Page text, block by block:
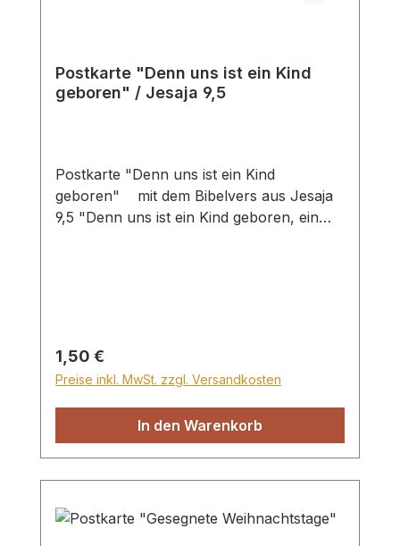
Postkarte "Denn uns ist ein Kind
geboren" / Jesaja 9,5
Postkarte "Denn uns ist ein Kind
geboren" mit dem Bibelvers aus Jesaja
9,5 "Denn uns ist ein Kind geboren, ein
Regulärer Preis:
1,50 €
Preise inkl. MwSt. zzgl. Versandkosten
In den Warenkorb